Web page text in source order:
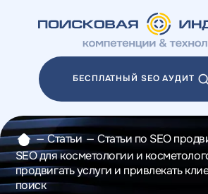
БЕСПЛАТНЫЙ SEO АУДИТ
Акции
Отзывы
Разработка сайтов
Разработка прототипов
Разработка контента
Реклама у блогеров
Веб-аналитика
— Статьи — Статьи по SEO
SEO для косметологии и
продвигать услуги и привлекать
поиск